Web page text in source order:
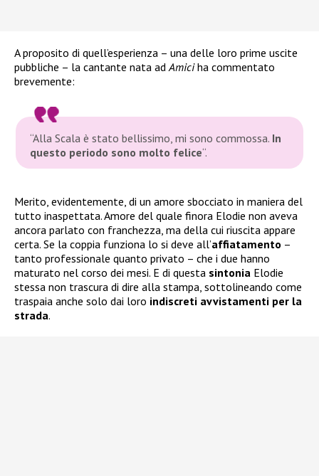
A proposito di quell’esperienza – una delle loro prime uscite
pubbliche – la cantante nata adAmiciha commentato
brevemente:
“Alla Scala è stato bellissimo, mi sono commossa. In
questo periodo sono molto felice“.
Merito, evidentemente, di un amore sbocciato in maniera del
tutto inaspettata. Amore del quale finora Elodie non aveva
ancora parlato con franchezza, ma della cui riuscita appare
certa. Se la coppia funziona lo si deve all’affiatamento –
tanto professionale quanto privato – che i due hanno
maturato nel corso dei mesi. E di questa sintonia Elodie
stessa non trascura di dire alla stampa, sottolineando come
traspaia anche solo dai loro indiscreti avvistamenti per la
strada.